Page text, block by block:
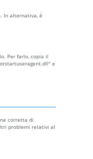
In alternativa, è
Per farlo, copia il
e
corretta di
problemi relativi al